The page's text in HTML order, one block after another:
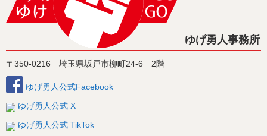
ゆげ勇人事務所
〒350-0216 埼玉県坂戸市柳町24-6 2階
ゆげ勇人公式Facebook
ゆげ勇人公式 X
ゆげ勇人公式 TikTok